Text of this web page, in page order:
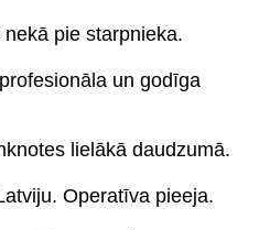
pie starpnieka.
un godīga
lielākā daudzumā.
Operatīva pieeja.